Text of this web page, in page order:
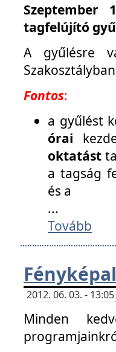
Szeptember
tagfelújító
A gyűlésre
Fontos:
a gyűlést
órai
oktatást
a tagság
és a
...
Tovább
2012. 06. 03. -
Minden